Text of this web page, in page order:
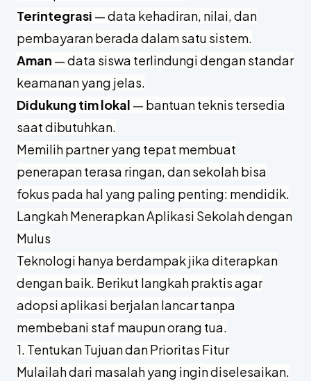
Terintegrasi — data kehadiran, nilai, dan
pembayaran berada dalam satu sistem.
Aman — data siswa terlindungi dengan standar
keamanan yang jelas.
Didukung tim lokal — bantuan teknis tersedia
saat dibutuhkan.
Memilih partner yang tepat membuat
penerapan terasa ringan, dan sekolah bisa
fokus pada hal yang paling penting: mendidik.
Langkah Menerapkan Aplikasi Sekolah dengan
Mulus
Teknologi hanya berdampak jika diterapkan
dengan baik. Berikut langkah praktis agar
adopsi aplikasi berjalan lancar tanpa
membebani staf maupun orang tua.
1. Tentukan Tujuan dan Prioritas Fitur
Mulailah dari masalah yang ingin diselesaikan.